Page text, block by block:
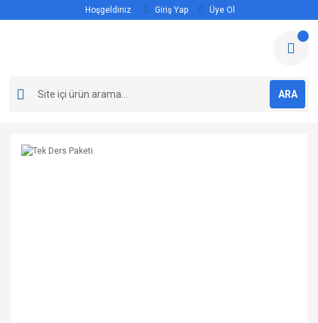
Hoşgeldiniz Giriş Yap Üye Ol
ARA